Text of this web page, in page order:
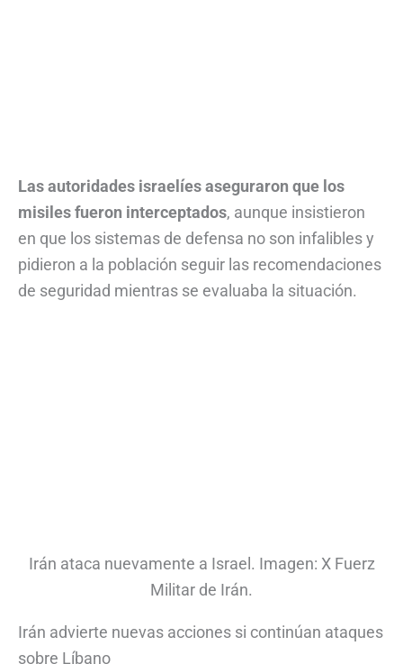
Las autoridades israelíes aseguraron que los
misiles fueron interceptados, aunque insistieron
en que los sistemas de defensa no son infalibles y
pidieron a la población seguir las recomendaciones
de seguridad mientras se evaluaba la situación.
Irán ataca nuevamente a Israel. Imagen: X Fuerz
Militar de Irán.
Irán advierte nuevas acciones si continúan ataques
sobre Líbano